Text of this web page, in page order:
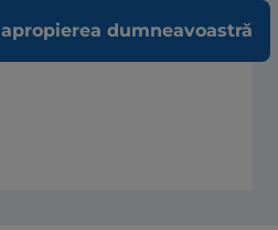
dumneavoastră